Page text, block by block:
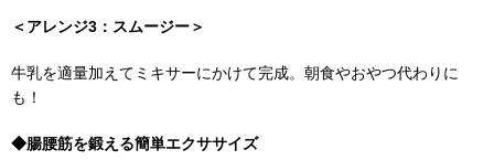
＜アレンジ3：スムージー＞
牛乳を適量加えてミキサーにかけて完成。朝食やおやつ代わりに
も！
◆腸腰筋を鍛える簡単エクササイズ